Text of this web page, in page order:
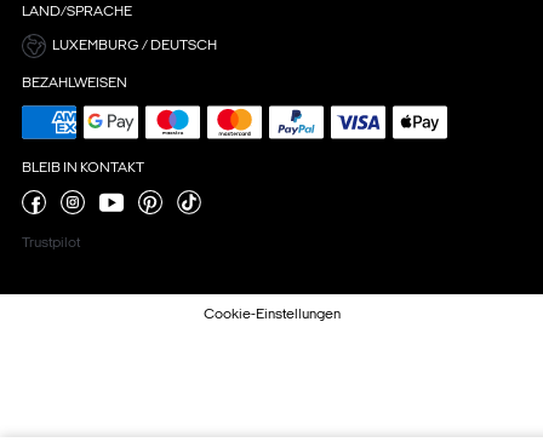
LAND/SPRACHE
LUXEMBURG / DEUTSCH
BEZAHLWEISEN
BLEIB IN KONTAKT
Trustpilot
Cookie-Einstellungen